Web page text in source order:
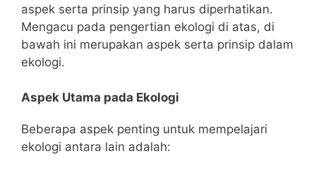
aspek serta prinsip yang harus diperhatikan.
Mengacu pada pengertian ekologi di atas, di
bawah ini merupakan aspek serta prinsip dalam
ekologi.
Aspek Utama pada Ekologi
Beberapa aspek penting untuk mempelajari
ekologi antara lain adalah: